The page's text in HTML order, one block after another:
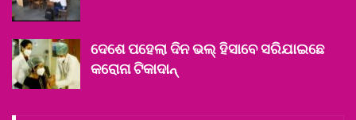
ଦେଶେ ପହେଲା ଦିନ ଭଲ୍ ହିସାବେ ସରିଯାଇଛେ
କରୋନା ଟିକାଦାନ୍